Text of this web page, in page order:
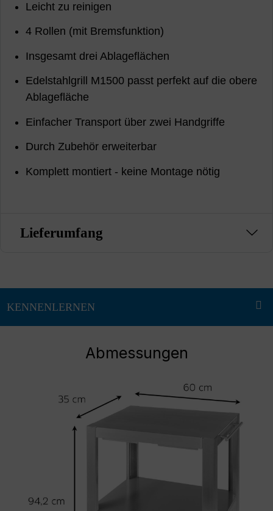
Leicht zu reinigen
4 Rollen (mit Bremsfunktion)
Insgesamt drei Ablageflächen
Edelstahlgrill M1500 passt perfekt auf die obere
Ablagefläche
Einfacher Transport über zwei Handgriffe
Durch Zubehör erweiterbar
Komplett montiert - keine Montage nötig
Lieferumfang
Abmessungen